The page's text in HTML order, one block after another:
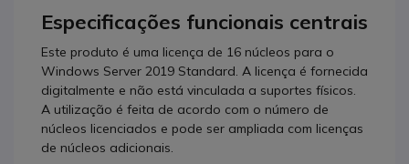
Especificações funcionais centrais
Este produto é uma licença de 16 núcleos para o
Windows Server 2019 Standard. A licença é fornecida
digitalmente e não está vinculada a suportes físicos.
A utilização é feita de acordo com o número de
núcleos licenciados e pode ser ampliada com licenças
de núcleos adicionais.